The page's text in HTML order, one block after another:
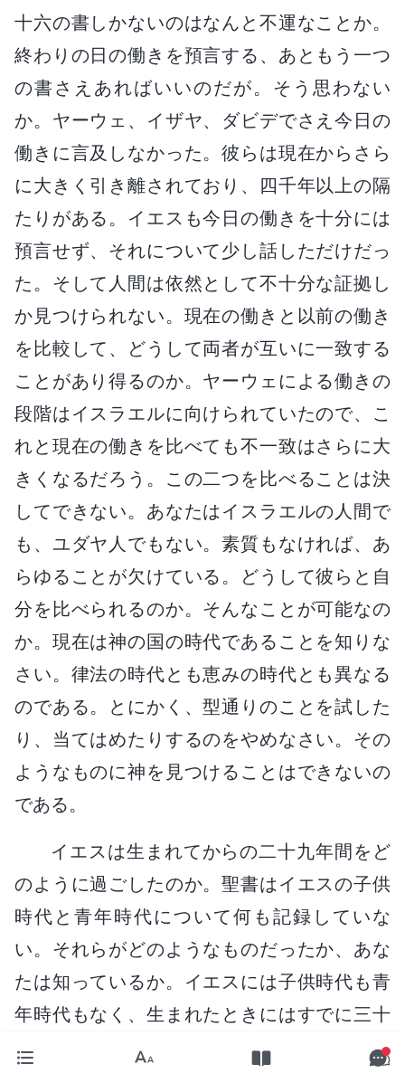
十六の書しかないのはなんと不運なことか。
終わりの日の働きを預言する、あともう一つ
の書さえあればいいのだが。そう思わない
か。ヤーウェ、イザヤ、ダビデでさえ今日の
働きに言及しなかった。彼らは現在からさら
に大きく引き離されており、四千年以上の隔
たりがある。イエスも今日の働きを十分には
預言せず、それについて少し話しただけだっ
た。そして人間は依然として不十分な証拠し
か見つけられない。現在の働きと以前の働き
を比較して、どうして両者が互いに一致する
ことがあり得るのか。ヤーウェによる働きの
段階はイスラエルに向けられていたので、こ
れと現在の働きを比べても不一致はさらに大
きくなるだろう。この二つを比べることは決
してできない。あなたはイスラエルの人間で
も、ユダヤ人でもない。素質もなければ、あ
らゆることが欠けている。どうして彼らと自
分を比べられるのか。そんなことが可能なの
か。現在は神の国の時代であることを知りな
さい。律法の時代とも恵みの時代とも異なる
のである。とにかく、型通りのことを試した
り、当てはめたりするのをやめなさい。その
ようなものに神を見つけることはできないの
である。
イエスは生まれてからの二十九年間をど
のように過ごしたのか。聖書はイエスの子供
時代と青年時代について何も記録していな
い。それらがどのようなものだったか、あな
たは知っているか。イエスには子供時代も青
年時代もなく、生まれたときにはすでに三十
歳だったということなのか。あなたはあまり